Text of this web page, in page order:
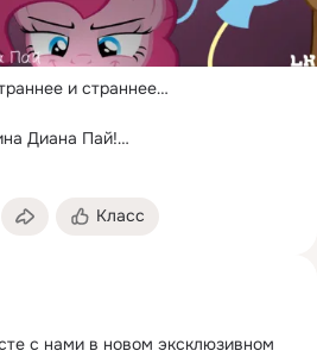
и страннее…
Диана Пай!
Класс
с нами в новом эксклюзивном